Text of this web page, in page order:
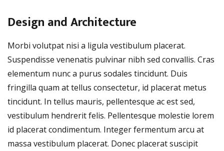
Design and Architecture
Morbi volutpat nisi a ligula vestibulum placerat.
Suspendisse venenatis pulvinar nibh sed convallis. Cras
elementum nunc a purus sodales tincidunt. Duis
fringilla quam at tellus consectetur, id placerat metus
tincidunt. In tellus mauris, pellentesque ac est sed,
vestibulum hendrerit felis. Pellentesque molestie lorem
id placerat condimentum. Integer fermentum arcu at
massa vestibulum placerat. Donec placerat suscipit